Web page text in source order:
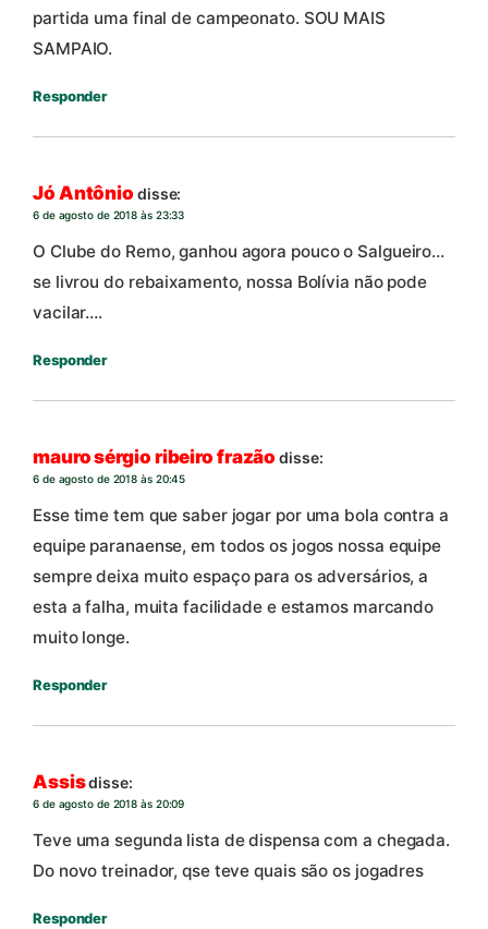
partida uma final de campeonato. SOU MAIS
SAMPAIO.
Responder
Jó Antônio disse:
6 de agosto de 2018 às 23:33
O Clube do Remo, ganhou agora pouco o Salgueiro…
se livrou do rebaixamento, nossa Bolívia não pode
vacilar….
Responder
mauro sérgio ribeiro frazão disse:
6 de agosto de 2018 às 20:45
Esse time tem que saber jogar por uma bola contra a
equipe paranaense, em todos os jogos nossa equipe
sempre deixa muito espaço para os adversários, a
esta a falha, muita facilidade e estamos marcando
muito longe.
Responder
Assisdisse:
6 de agosto de 2018 às 20:09
Teve uma segunda lista de dispensa com a chegada.
Do novo treinador, qse teve quais são os jogadres
Responder